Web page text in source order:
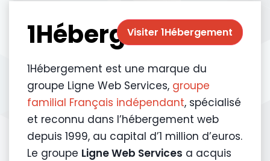
1Hébergement
1Hébergement est une marque du
groupe Ligne Web Services, groupe
familial Français indépendant, spécialisé
et reconnu dans l’hébergement web
depuis 1999, au capital d’1 million d’euros.
Le groupe Ligne Web Services a acquis
Visiter 1Hébergement